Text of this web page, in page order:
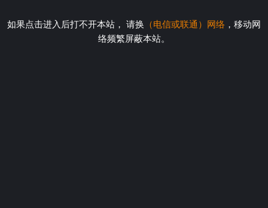
如果点击进入后打不开本站， 请换 （电信或联通）网络 ，移动网
络频繁屏蔽本站。